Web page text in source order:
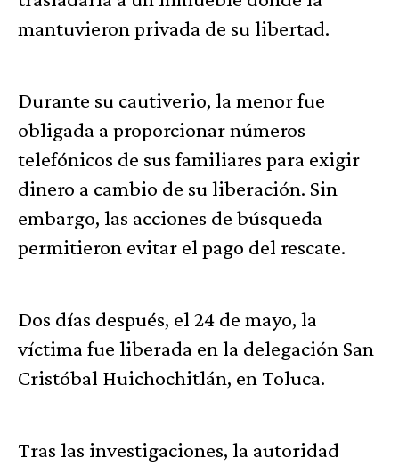
mantuvieron privada de su libertad.
Durante su cautiverio, la menor fue
obligada a proporcionar números
telefónicos de sus familiares para exigir
dinero a cambio de su liberación. Sin
embargo, las acciones de búsqueda
permitieron evitar el pago del rescate.
Dos días después, el 24 de mayo, la
víctima fue liberada en la delegación San
Cristóbal Huichochitlán, en Toluca.
Tras las investigaciones, la autoridad